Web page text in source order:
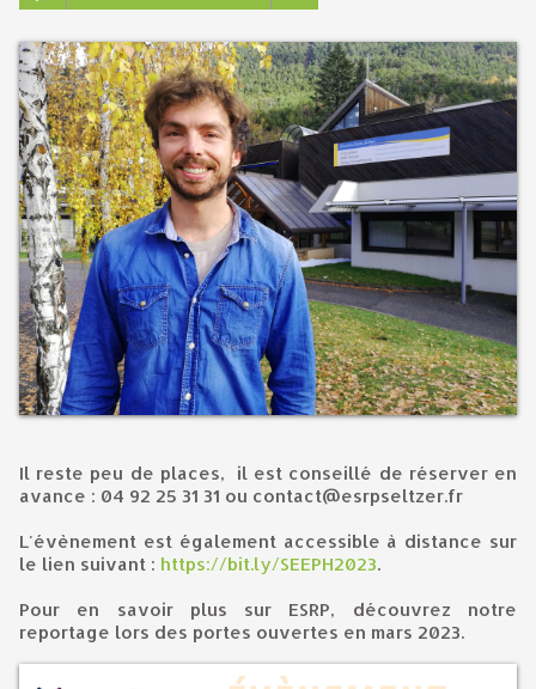
Il reste peu de places, il est conseillé de réserver en
avance : 04 92 25 31 31 ou contact@esrpseltzer.fr
L'évènement est également accessible à distance sur
le lien suivant : https://bit.ly/SEEPH2023.
Pour en savoir plus sur ESRP, découvrez notre
reportage lors des portes ouvertes en mars 2023.